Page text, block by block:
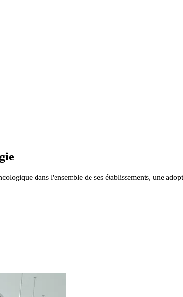
dans l'ensemble de ses établissements, une